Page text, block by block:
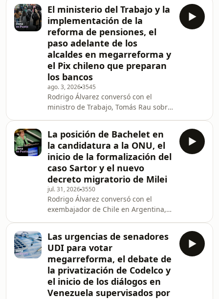
Gálvez, hablaron sobre e
de la Megarreforma, asegurando que
existen los respaldos necesarios para
aprobar la última indicación
pendiente en el Senado. Además,
junto a los infiltrados Paula Catena y
Juan Paulo Iglesias analizaron los
detalles de la Megareforma que se ve
hoy en el Congreso y
El ministerio del Trabajo y la
implementación de la
reforma de pensiones, el
paso adelante de los
alcaldes en megarreforma y
el Pix chileno que preparan
los bancos
ago. 3, 20263545
Rodrigo Álvarez conversó con el
ministro de Trabajo, Tomás Rau sobre
gobierno por las cifras del desempleo
y la implementación de la reforma de
pensiones. Además, junto a los
infiltrados, Roberto Gálvez y Mariana
Marusic analizaron el paso adelante
de los alcaldes con quiebre incluido y
el Pix chileno que preparan los
bancos.
La posición de Bachelet en
la candidatura a la ONU, el
inicio de la formalización del
caso Sartor y el nuevo
decreto migratorio de Milei
jul. 31, 20263550
Rodrigo Álvarez conversó con el
exembajador de Chile en Argentina,
candidatura a la ONU tras los
primeros sondeos del Consejo de
Seguridad, la recuperación de las
relaciones entre Chile y Venezuela.
Además, junto a los infiltrados,
Mariana Marusic y Juan Paulo Iglesias
Las urgencias de senadores
UDI para votar
megarreforma, el debate de
la privatización de Codelco y
el inicio de los diálogos en
Venezuela supervisados por